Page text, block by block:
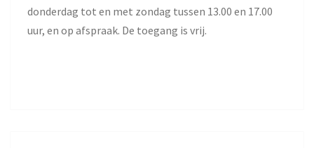
donderdag tot en met zondag tussen 13.00 en 17.00
uur, en op afspraak. De toegang is vrij.